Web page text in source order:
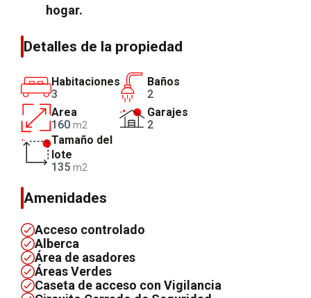
hogar.
Detalles de la propiedad
Habitaciones
3
Baños
2
Area
160 m2
Garajes
2
Tamaño del
lote
135 m2
Amenidades
Acceso controlado
Alberca
Área de asadores
Áreas Verdes
Caseta de acceso con Vigilancia